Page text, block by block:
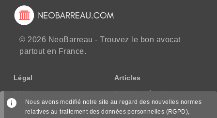
© 2026 NeoBarreau - Trouvez le bon avocat
partout en France.
Légal
CGU
CGV/CPPS
Articles
Guide des démarches
Nous avons modifié notre site au regard des nouvelles normes
relatives au traitement des données personnelles (RGPD),